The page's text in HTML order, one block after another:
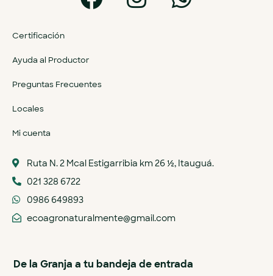
Certificación
Ayuda al Productor
Preguntas Frecuentes
Locales
Mi cuenta
Ruta N. 2 Mcal Estigarribia km 26 ½, Itauguá.
021 328 6722
0986 649893
ecoagronaturalmente@gmail.com
De la Granja a tu bandeja de entrada